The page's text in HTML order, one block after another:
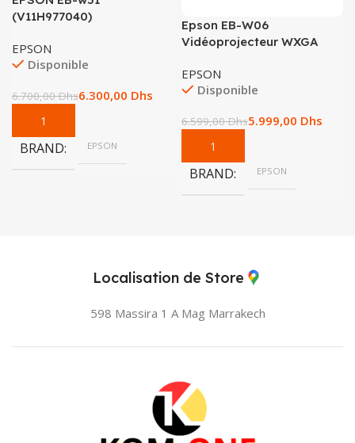
(V11H977040)
EPSON
Disponible
6.700,00Dhs6.300,00 Dhs
BRAND EPSON
Epson EB-W06
Vidéoprojecteur WXGA
EPSON
Disponible
6.599,00Dhs5.999,00 Dhs
BRAND EPSON
Localisation de Store
598 Massira 1 A Mag Marrakech